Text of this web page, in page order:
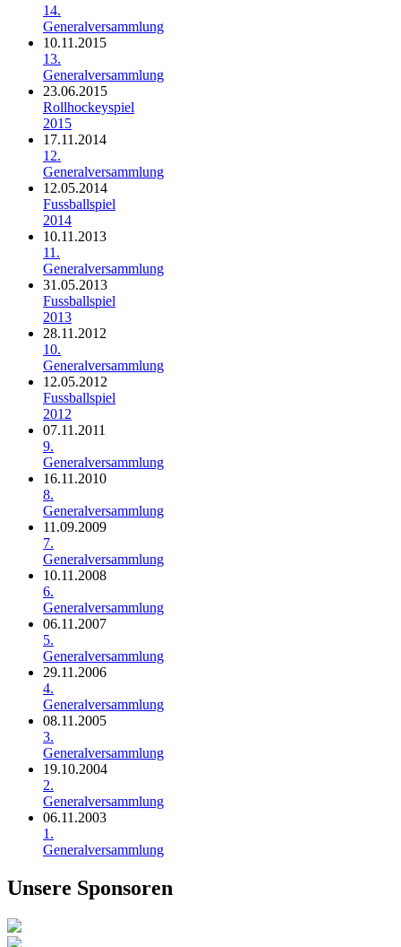
14.
Generalversammlung
10.11.2015
13.
Generalversammlung
23.06.2015
Rollhockeyspiel
2015
17.11.2014
12.
Generalversammlung
12.05.2014
Fussballspiel
2014
10.11.2013
11.
Generalversammlung
31.05.2013
Fussballspiel
2013
28.11.2012
10.
Generalversammlung
12.05.2012
Fussballspiel
2012
07.11.2011
9.
Generalversammlung
16.11.2010
8.
Generalversammlung
11.09.2009
7.
Generalversammlung
10.11.2008
6.
Generalversammlung
06.11.2007
5.
Generalversammlung
29.11.2006
4.
Generalversammlung
08.11.2005
3.
Generalversammlung
19.10.2004
2.
Generalversammlung
06.11.2003
1.
Generalversammlung
Unsere Sponsoren